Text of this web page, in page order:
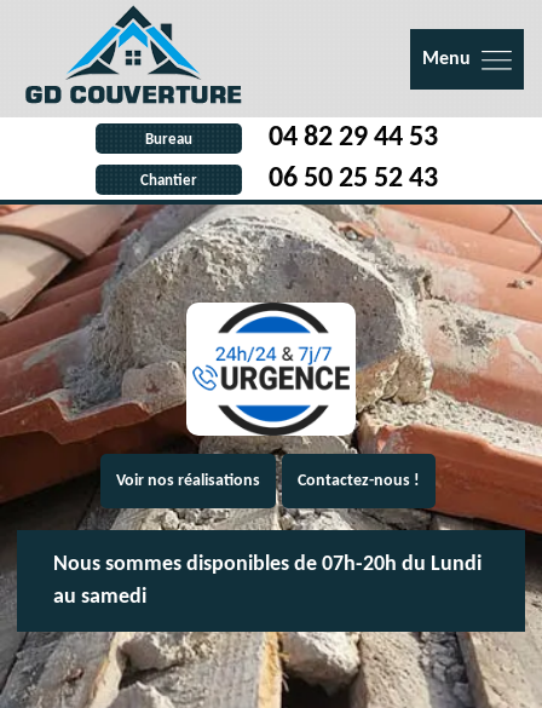
Menu
Bureau 04 82 29 44 53
Chantier 06 50 25 52 43
Voir nos réalisations Contactez-nous !
Nous sommes disponibles de 07h-20h du Lundi
au samedi